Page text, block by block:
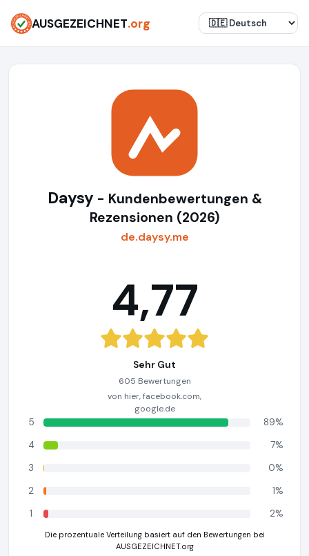
AUSGEZEICHNET.org
Daysy - Kundenbewertungen &
Rezensionen (2026)
de.daysy.me
4,77
Sehr Gut
605 Bewertungen
von hier, facebook.com,
google.de
5
89%
4
7%
3
0%
2
1%
1
2%
Die prozentuale Verteilung basiert auf den Bewertungen bei
AUSGEZEICHNET.org